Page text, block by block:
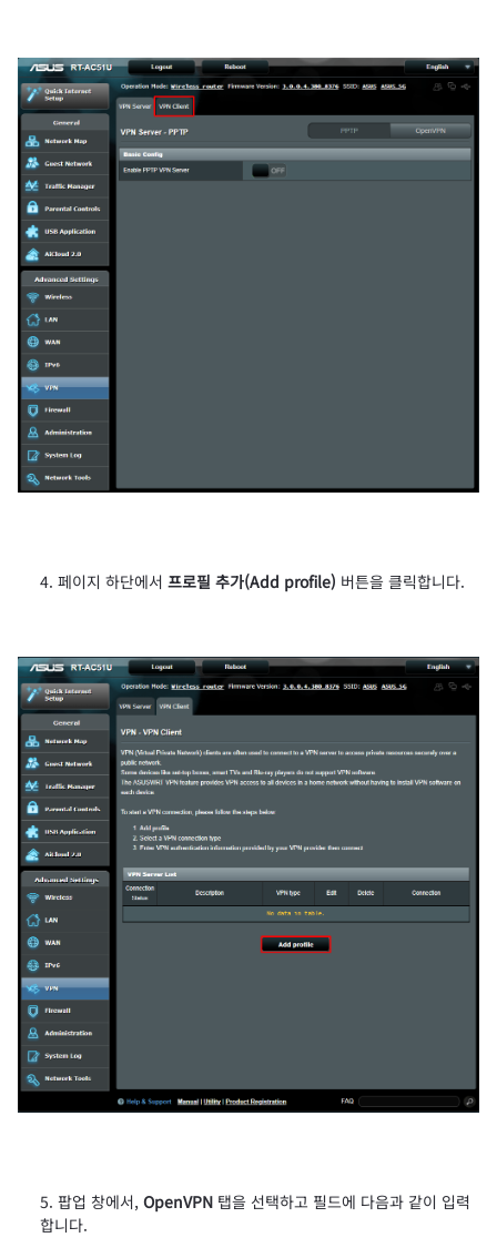
페이지 하단에서 프로필 추가(Add profile) 버튼을 클릭합니다.
팝업 창에서, OpenVPN 탭을 선택하고 필드에 다음과 같이 입력
합니다.